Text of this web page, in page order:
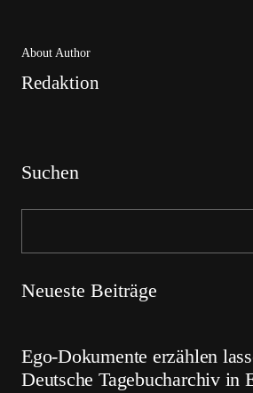
About Author
Redaktion
Suchen
Neueste Beiträge
Ego-Dokumente erzählen
Deutsche Tagebucharchiv in